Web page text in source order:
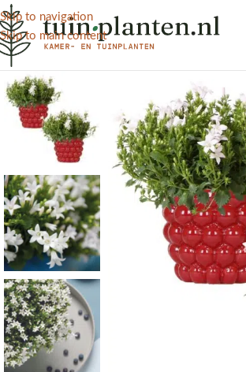
Skip to navigation
Skip to main content